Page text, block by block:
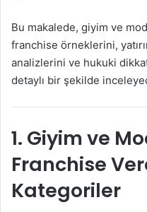
Bu makalede, giyim ve
franchise örneklerini,
analizlerini ve hukuki
detaylı bir şekilde
1. Giyim ve
Franchise
Kategoriler